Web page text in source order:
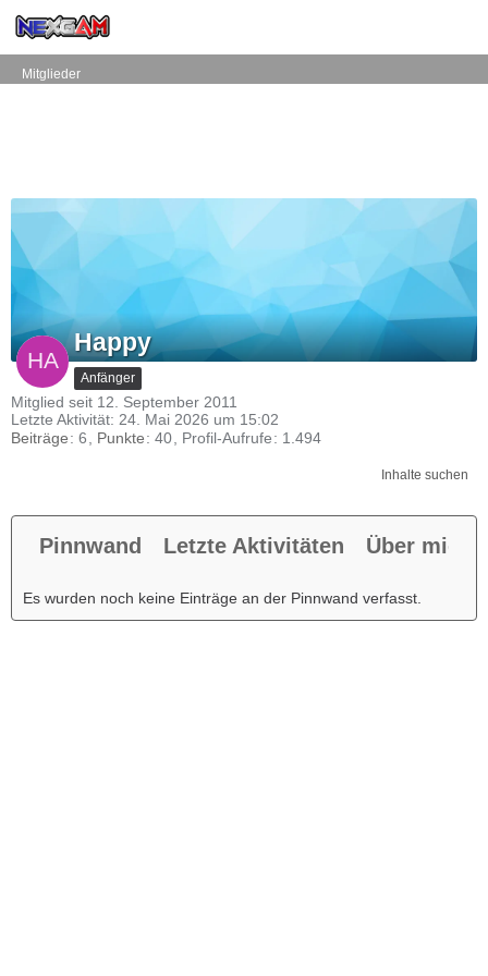
Mitglieder
Happy
Anfänger
Mitglied seit 12. September 2011
Letzte Aktivität: 24. Mai 2026 um 15:02
Beiträge
6 Punkte 40 Profil-Aufrufe 1.494
Inhalte suchen
Pinnwand Letzte Aktivitäten Über mich
Es wurden noch keine Einträge an der Pinnwand verfasst.